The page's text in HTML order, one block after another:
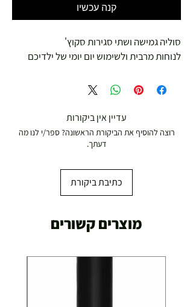
קנה עכשיו
סוליה גמישה ושתי סגירות סקוץ'
לנוחות מרבית ולשימוש יום יומי של ילדיכם
עדיין אין ביקורות
רוצה להוסיף את הביקורת הראשונה? ספר/י לנו מה
דעתך.
כתיבת ביקורת
מוצרים קשורים